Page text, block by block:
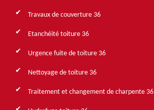
Travaux de couverture 36
Etanchéité toiture 36
Urgence fuite de toiture 36
Nettoyage de toiture 36
Traitement et changement de charpente 36